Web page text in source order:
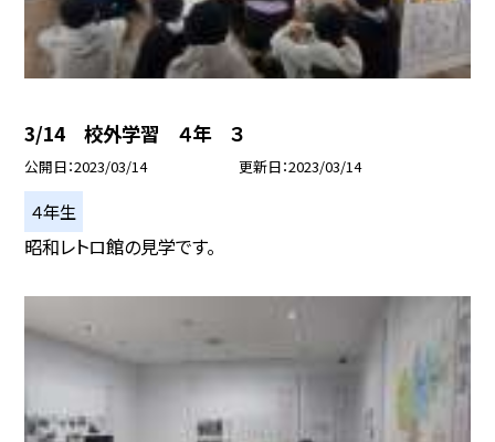
3/14 校外学習 ４年 ３
公開日 2023/03/14 更新日 2023/03/14
４年生
昭和レトロ館の見学です。